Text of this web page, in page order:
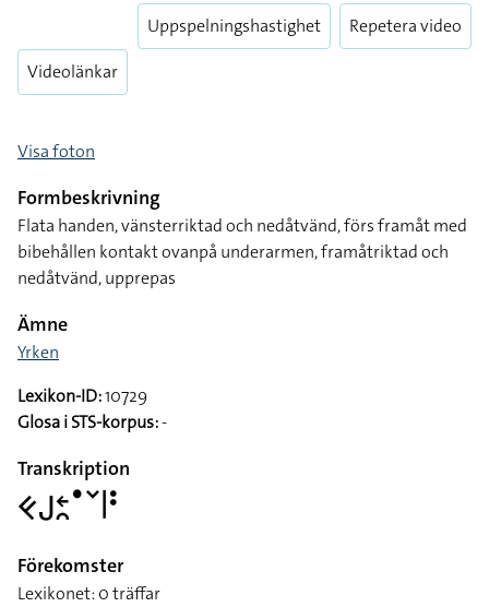
Videolänkar
Uppspelningshastighet Repetera video
Visa foton
Formbeskrivning
Flata handen, vänsterriktad och nedåtvänd, förs framåt med
bibehållen kontakt ovanpå underarmen, framåtriktad och
nedåtvänd, upprepas
Ämne
Yrken
Lexikon-ID:10729
Glosa i STS-korpus:-
Transkription
􌤑􌤢􌥓􌥘􌤟􌥧􌥼􌥻
Förekomster
Lexikonet: 0 träffar